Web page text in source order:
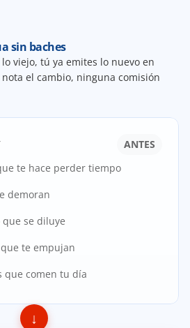
sin baches
viejo, tú ya emites lo nuevo en
el cambio, ninguna comisión
ANTES
te hace perder tiempo
demoran
se diluye
te empujan
que comen tu día
↓